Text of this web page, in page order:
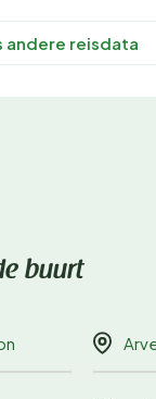
andere reisdata
buurt